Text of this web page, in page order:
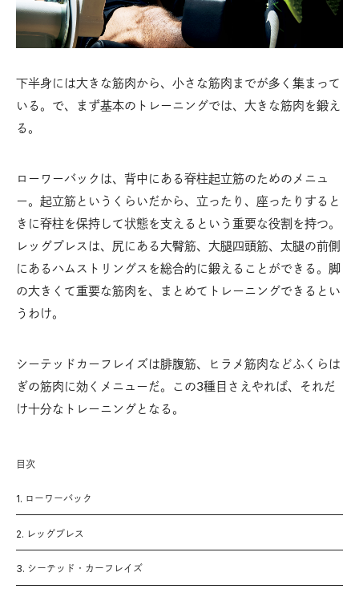
下半身には大きな筋肉から、小さな筋肉までが多く集まって
いる。で、まず基本のトレーニングでは、大きな筋肉を鍛え
る。
ローワーバックは、背中にある脊柱起立筋のためのメニュ
ー。起立筋というくらいだから、立ったり、座ったりすると
きに脊柱を保持して状態を支えるという重要な役割を持つ。
レッグプレスは、尻にある大臀筋、大腿四頭筋、太腿の前側
にあるハムストリングスを総合的に鍛えることができる。脚
の大きくて重要な筋肉を、まとめてトレーニングできるとい
うわけ。
シーテッドカーフレイズは腓腹筋、ヒラメ筋肉などふくらは
ぎの筋肉に効くメニューだ。この3種目さえやれば、それだ
け十分なトレーニングとなる。
目次
1. ローワーバック
2. レッグプレス
3. シーテッド・カーフレイズ